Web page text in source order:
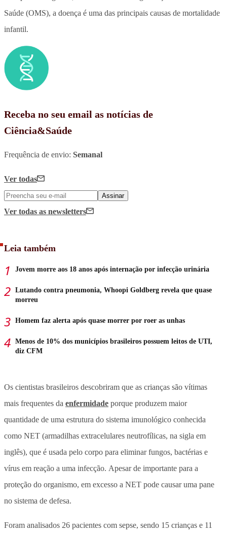
Saúde (OMS), a doença é uma das principais causas de mortalidade
infantil.
Receba no seu email as notícias de
Ciência&Saúde
Frequência de envio: Semanal
Ver todas
Assinar
Ver todas as newsletters
Leia também
Jovem morre aos 18 anos após internação por infecção urinária
Lutando contra pneumonia, Whoopi Goldberg revela que quase
morreu
Homem faz alerta após quase morrer por roer as unhas
Menos de 10% dos municípios brasileiros possuem leitos de UTI,
diz CFM
Os cientistas brasileiros descobriram que as crianças são vítimas
mais frequentes da enfermidade porque produzem maior
quantidade de uma estrutura do sistema imunológico conhecida
como NET (armadilhas extracelulares neutrofílicas, na sigla em
inglês), que é usada pelo corpo para eliminar fungos, bactérias e
vírus em reação a uma infecção. Apesar de importante para a
proteção do organismo, em excesso a NET pode causar uma pane
no sistema de defesa.
Foram analisados 26 pacientes com sepse, sendo 15 crianças e 11